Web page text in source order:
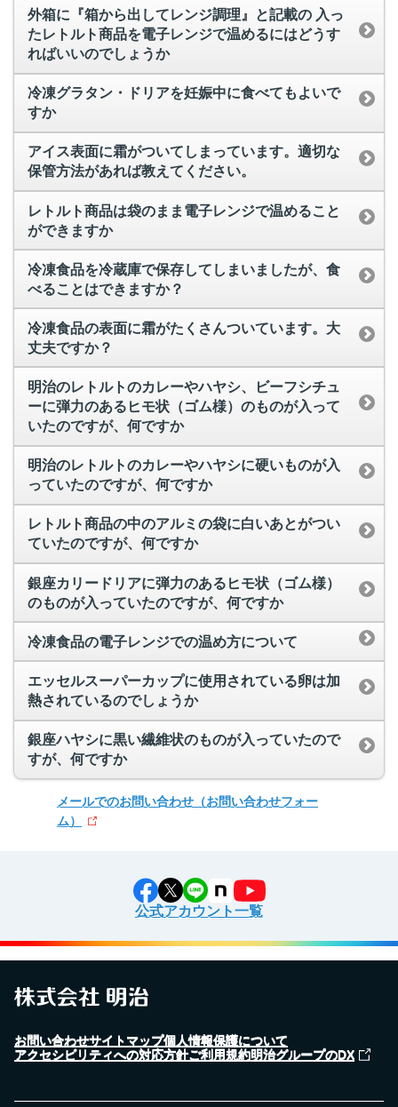
外箱に『箱から出してレンジ調理』と記載の 入っ
たレトルト商品を電子レンジで温めるにはどうす
ればいいのでしょうか
冷凍グラタン・ドリアを妊娠中に食べてもよいで
すか
アイス表面に霜がついてしまっています。適切な
保管方法があれば教えてください。
レトルト商品は袋のまま電子レンジで温めること
ができますか
冷凍食品を冷蔵庫で保存してしまいましたが、食
べることはできますか？
冷凍食品の表面に霜がたくさんついています。大
丈夫ですか？
明治のレトルトのカレーやハヤシ、ビーフシチュ
ーに弾力のあるヒモ状（ゴム様）のものが入って
いたのですが、何ですか
明治のレトルトのカレーやハヤシに硬いものが入
っていたのですが、何ですか
レトルト商品の中のアルミの袋に白いあとがつい
ていたのですが、何ですか
銀座カリードリアに弾力のあるヒモ状（ゴム様）
のものが入っていたのですが、何ですか
冷凍食品の電子レンジでの温め方について
エッセルスーパーカップに使用されている卵は加
熱されているのでしょうか
銀座ハヤシに黒い繊維状のものが入っていたので
すが、何ですか
メールでのお問い合わせ （お問い合わせフォー
ム）
公式アカウント一覧
お問い合わせサイトマップ個人情報保護について
アクセシビリティへの対応方針ご利用規約明治グループのDX